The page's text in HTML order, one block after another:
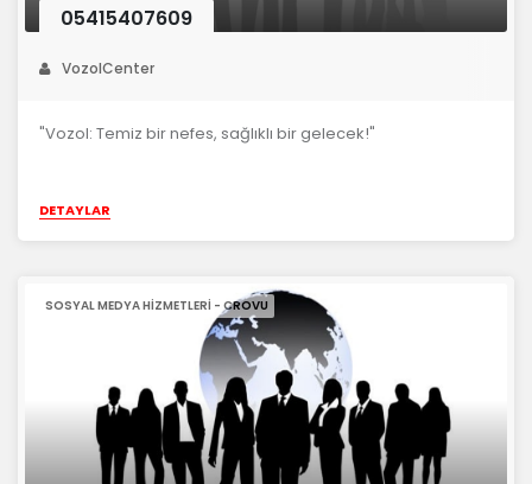
05415407609
VozolCenter
"Vozol: Temiz bir nefes, sağlıklı bir gelecek!"
DETAYLAR
SOSYAL MEDYA HIZMETLERI - CROVU